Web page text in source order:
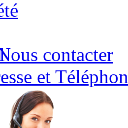
contacter
et